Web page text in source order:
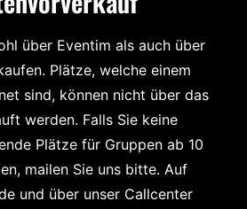
über Eventim als auch über
Plätze, welche einem
sind, können nicht über das
werden. Falls Sie keine
Plätze für Gruppen ab 10
mailen Sie uns bitte. Auf
und über unser Callcenter